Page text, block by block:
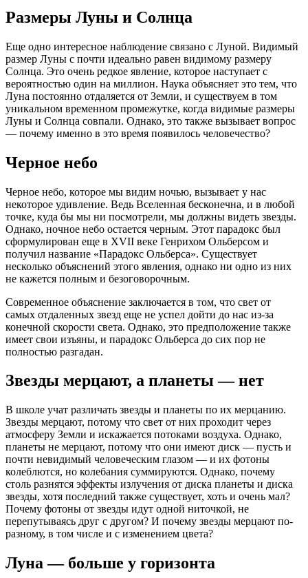
Размеры Луны и Солнца
Еще одно интересное наблюдение связано с Луной. Видимый
размер Луны с почти идеально равен видимому размеру
Солнца. Это очень редкое явление, которое наступает с
вероятностью один на миллион. Наука объясняет это тем, что
Луна постоянно отдаляется от Земли, и существуем в том
уникальном временном промежутке, когда видимые размеры
Луны и Солнца совпали. Однако, это также вызывает вопрос
— почему именно в это время появилось человечество?
Черное небо
Черное небо, которое мы видим ночью, вызывает у нас
некоторое удивление. Ведь Вселенная бесконечна, и в любой
точке, куда бы мы ни посмотрели, мы должны видеть звезды.
Однако, ночное небо остается черным. Этот парадокс был
сформулирован еще в XVII веке Генрихом Ольберсом и
получил название «Парадокс Ольберса». Существует
несколько объяснений этого явления, однако ни одно из них
не кажется полным и безоговорочным.
Современное объяснение заключается в том, что свет от
самых отдаленных звезд еще не успел дойти до нас из-за
конечной скорости света. Однако, это предположение также
имеет свои изъяны, и парадокс Ольберса до сих пор не
полностью разгадан.
Звезды мерцают, а планеты — нет
В школе учат различать звезды и планеты по их мерцанию.
Звезды мерцают, потому что свет от них проходит через
атмосферу Земли и искажается потоками воздуха. Однако,
планеты не мерцают, потому что они имеют диск — пусть и
почти невидимый человеческим глазом — и их фотоны
колеблются, но колебания суммируются. Однако, почему
столь разнятся эффекты излучения от диска планеты и диска
звезды, хотя последний также существует, хоть и очень мал?
Почему фотоны от звезды идут одной ниточкой, не
перепутываясь друг с другом? И почему звезды мерцают по-
разному, в том числе и с изменением цвета?
Луна — больше у горизонта